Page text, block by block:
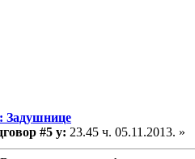
Задушнице
#5 у: 23.45 ч. 05.11.2013. »